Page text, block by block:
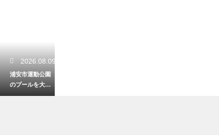
2026.08.09
浦安市運動公園
のプールを大満
喫！料金やスラ